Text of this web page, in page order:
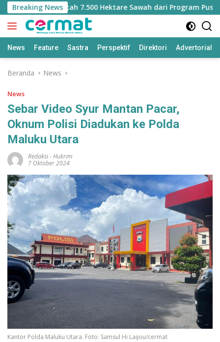
Langsung
ke
konten
Breaking NewsJatah 7.500 Hektare Sawah dari Program Pusat
News Feature Sastra Perspektif Direktori Advertorial
Beranda News
News
Sebar Video Syur Mantan Pacar,
Oknum Polisi Diadukan ke Polda
Maluku Utara
Redaksi-Hukrim
7 Oktober 2024
Kantor Polda Maluku Utara. Foto: Samsul Hi Laijou/cermat